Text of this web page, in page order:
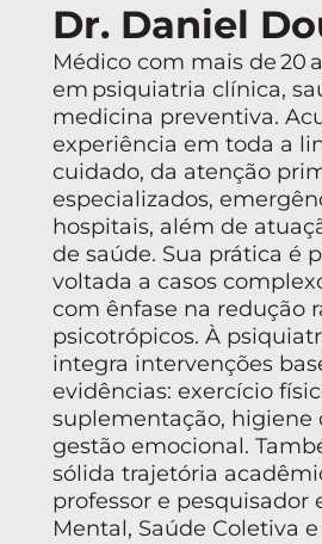
Dr. Daniel
Médico com mais de 20
em psiquiatria clínica,
medicina preventiva.
experiência em toda a
cuidado, da atenção
especializados,
hospitais, além de
de saúde. Sua prática é
voltada a casos
com ênfase na redução
psicotrópicos. À
integra intervenções
evidências: exercício
suplementação, higiene
gestão emocional.
sólida trajetória
professor e pesquisador
Mental, Saúde Coletiva